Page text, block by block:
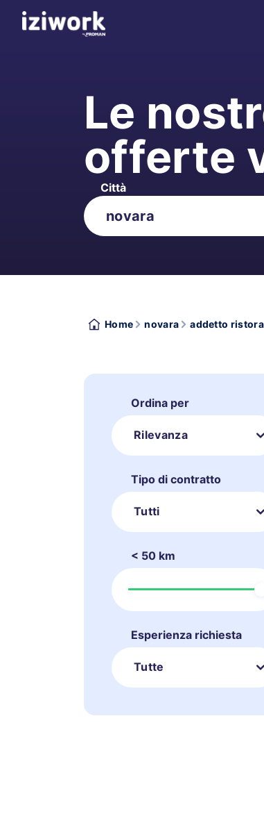
Le
offerte
Città
Home novara addetto
Ordina per
Rilevanza
Tipo di contratto
Tutti
< 50 km
Esperienza richiesta
Tutte